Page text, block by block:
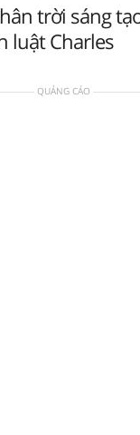
trời sáng
luật Charles
QUẢNG CÁO